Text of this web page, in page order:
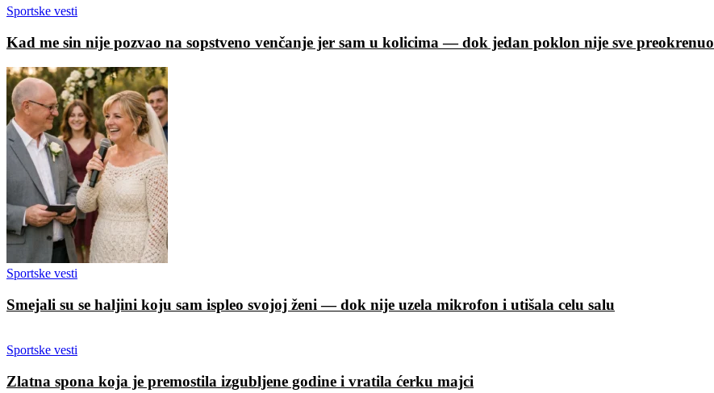
Sportske vesti
Kad me sin nije pozvao na sopstveno venčanje jer sam u kolicima — dok jedan poklon nije sve preokrenuo
Sportske vesti
Smejali su se haljini koju sam ispleo svojoj ženi — dok nije uzela mikrofon i utišala celu salu
Sportske vesti
Zlatna spona koja je premostila izgubljene godine i vratila ćerku majci